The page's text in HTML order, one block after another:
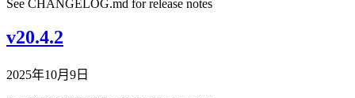
See CHANGELOG.md for release notes
v20.4.2
2025年10月9日